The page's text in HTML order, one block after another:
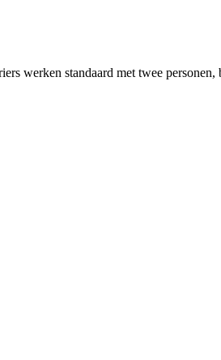
werken standaard met twee personen,